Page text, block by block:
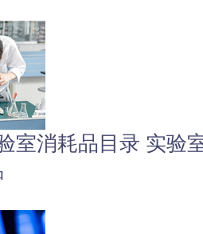
室消耗品目录 实验